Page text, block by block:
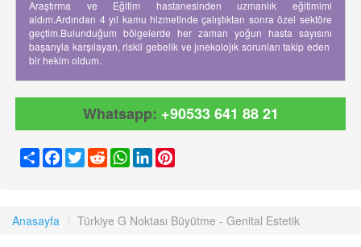
Araştırma ve Eğitim hastanesinden uzmanlık eğitimimi
aldım.Ardından 4 yıl kamu hizmetinde çalıştıktan sonra özel sektöre
geçtim.Bulunduğum bölgelerde her zaman yoğun hasta sayısını
başarıyla karşılayan, riskli gebelik ve jınekolojık sorunları takip eden
bir hekim oldum.
Whatsapp: +90533 641 88 21
ShareFacebook
TwitterRedditWhatsApp
LinkedIn
Anasayfa Türkiye G Noktası Büyütme - Genital Estetik